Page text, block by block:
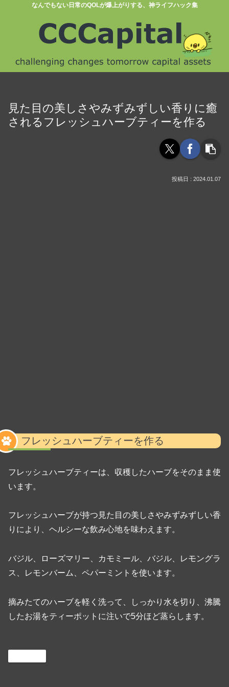
なんでもない日常のQOLが爆上がりする、神ライフハック集
見た目の美しさやみずみずしい香りに癒
されるフレッシュハーブティーを作る
2024.01.07
フレッシュハーブティーを作る
フレッシュハーブティーは、収穫したハーブをそのまま使
います。
フレッシュハーブが持つ見た目の美しさやみずみずしい香
りにより、ヘルシーな飲み心地を味わえます。
バジル、ローズマリー、カモミール、バジル、レモングラ
ス、レモンバーム、ペパーミントを使います。
摘みたてのハーブを軽く洗って、しっかり水を切り、沸騰
したお湯をティーポットに注いで5分ほど蒸らします。